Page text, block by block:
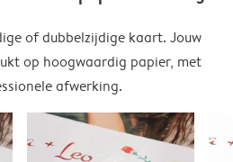
of dubbelzijdige kaart. Jouw
op hoogwaardig papier, met
afwerking.